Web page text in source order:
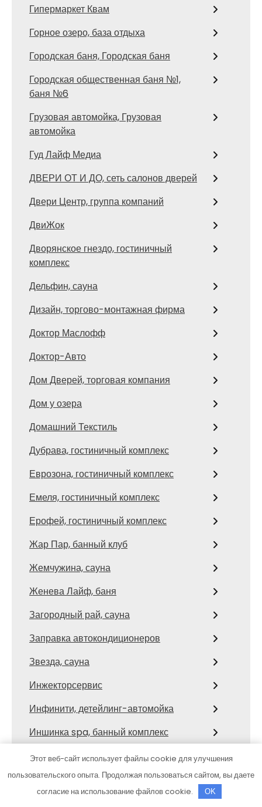
Гипермаркет Квам
Горное озеро, база отдыха
Городская баня, Городская баня
Городская общественная баня №1,
баня №6
Грузовая автомойка, Грузовая
автомойка
Гуд Лайф Медиа
ДВЕРИ ОТ И ДО, сеть салонов дверей
Двери Центр, группа компаний
ДвиЖок
Дворянское гнездо, гостиничный
комплекс
Дельфин, сауна
Дизайн, торгово-монтажная фирма
Доктор Маслофф
Доктор-Авто
Дом Дверей, торговая компания
Дом у озера
Домашний Текстиль
Дубрава, гостиничный комплекс
Еврозона, гостиничный комплекс
Емеля, гостиничный комплекс
Ерофей, гостиничный комплекс
Жар Пар, банный клуб
Жемчужина, сауна
Женева Лайф, баня
Загородный рай, сауна
Заправка автокондиционеров
Звезда, сауна
Инжекторсервис
Инфинити, детейлинг-автомойка
Иншинка spa, банный комплекс
ИП Воронцов С.А.
ИП Герасимов
Этот веб-сайт использует файлы cookie для улучшения
пользовательского опыта. Продолжая пользоваться сайтом, вы даете
согласие на использование файлов cookie.
OK